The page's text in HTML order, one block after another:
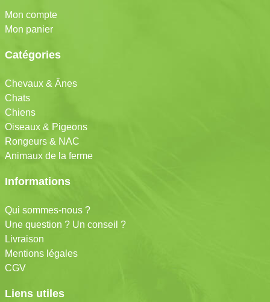
Mon compte
Mon panier
Catégories
Chevaux & Ânes
Chats
Chiens
Oiseaux & Pigeons
Rongeurs & NAC
Animaux de la ferme
Informations
Qui sommes-nous ?
Une question ? Un conseil ?
Livraison
Mentions légales
CGV
Liens utiles